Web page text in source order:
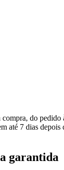
compra, do pedido
até 7 dias depois
garantida